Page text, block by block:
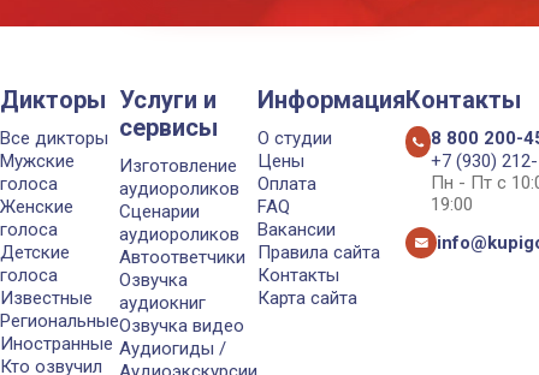
Дикторы
Все дикторы
Мужские
голоса
Женские
голоса
Детские
голоса
Известные
Региональные
Иностранные
Кто озвучил
Услуги и
сервисы
Изготовление
аудиороликов
Сценарии
аудиороликов
Автоответчики
Озвучка
аудиокниг
Озвучка видео
Аудиогиды /
Информация
О студии
Цены
Оплата
FAQ
Вакансии
Правила сайта
Контакты
Карта сайта
Контакты
8 800 200-
+7 (930)
Пн - Пт с
19:00